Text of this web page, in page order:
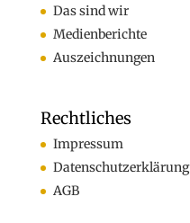
Das sind wir
Medienberichte
Auszeichnungen
Rechtliches
Impressum
Datenschutzerklärung
AGB